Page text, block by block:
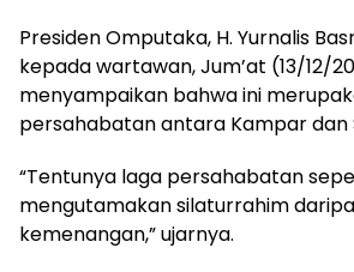
Presiden Omputaka, H. Yurnalis
kepada wartawan, Jum’at (13/12/
menyampaikan bahwa ini
persahabatan antara Kampar dan
“Tentunya laga persahabatan
mengutamakan silaturrahim
kemenangan,” ujarnya.